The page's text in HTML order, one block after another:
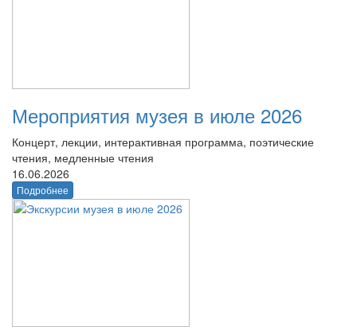
Мероприятия музея в июле 2026
Концерт, лекции, интерактивная программа, поэтические
чтения, медленные чтения
16.06.2026
Подробнее